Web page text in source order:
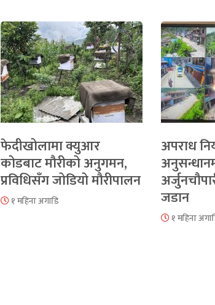
फेदीखोलामा क्युआर
कोडबाट मौरीको अनुगमन,
प्रविधिसँग जोडियो मौरीपालन
१ महिना अगाडि
अपराध
जडान
१ महिना